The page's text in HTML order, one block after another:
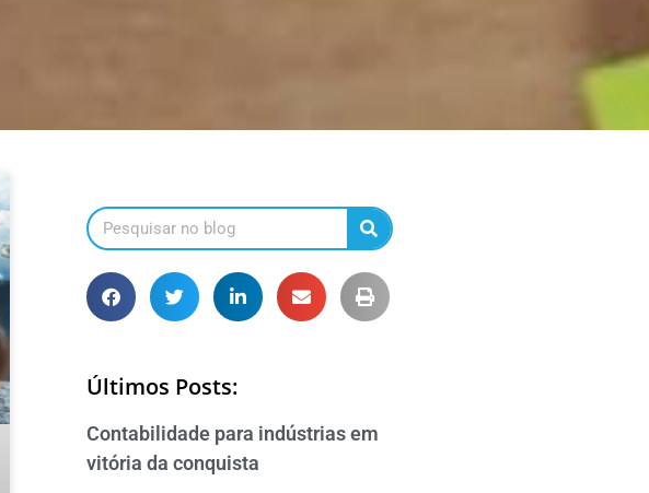
Últimos Posts:
Contabilidade para indústrias em
vitória da conquista